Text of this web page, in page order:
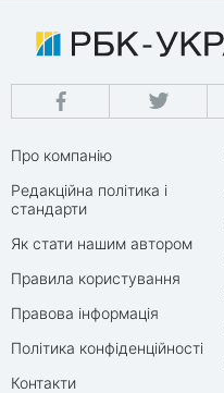
Про компанію
Редакційна політика і
стандарти
Як стати нашим автором
Правила користування
Правова інформація
Політика конфіденційності
Контакти